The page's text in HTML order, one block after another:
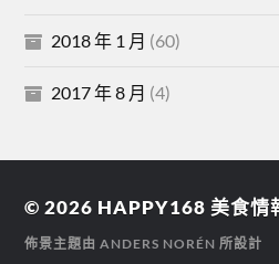
2018 年 1 月 (60)
2017 年 8 月 (4)
© 2026 HAPPY168 美食情
佈景主題由ANDERS NORÉN 所設計